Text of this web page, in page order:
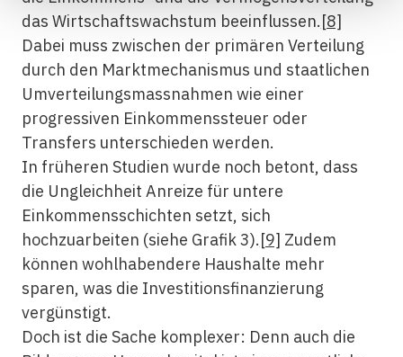
das Wirtschaftswachstum beeinflussen.[8]
Dabei muss zwischen der primären Verteilung
durch den Marktmechanismus und staatlichen
Umverteilungsmassnahmen wie einer
progressiven Einkommenssteuer oder
Transfers unterschieden werden.
In früheren Studien wurde noch betont, dass
die Ungleichheit Anreize für untere
Einkommensschichten setzt, sich
hochzuarbeiten (siehe Grafik 3).[9] Zudem
können wohlhabendere Haushalte mehr
sparen, was die Investitionsfinanzierung
vergünstigt.
Doch ist die Sache komplexer: Denn auch die